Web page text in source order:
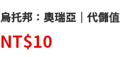
烏托邦：奧瑞亞｜代儲值
NT$10